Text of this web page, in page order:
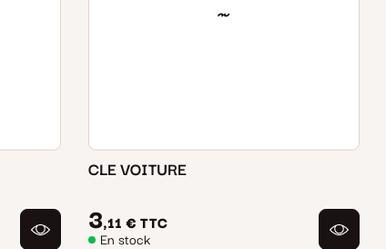
CLE VOITURE
3,11 € TTC
En stock